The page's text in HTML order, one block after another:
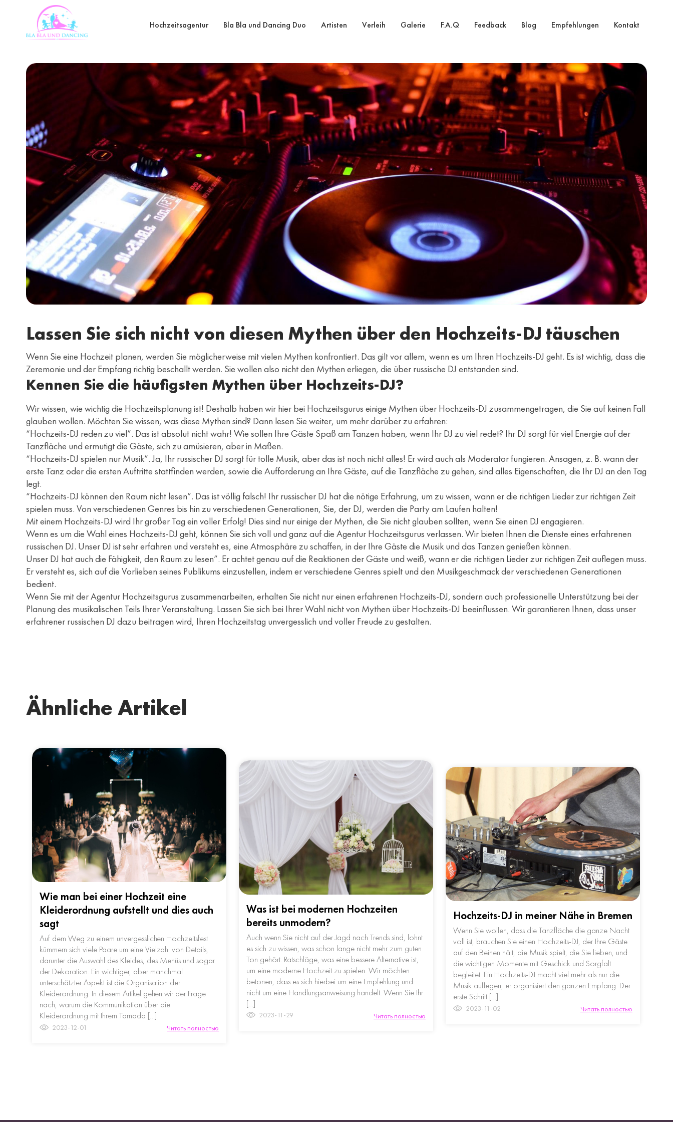
Hochzeitsagentur Bla Bla und Dancing Duo Artisten Verleih Galerie F.A.Q Feedback Blog Empfehlungen Kontakt
Lassen Sie sich nicht von diesen Mythen über den Hochzeits-DJ täuschen
Wenn Sie eine Hochzeit planen, werden Sie möglicherweise mit vielen Mythen konfrontiert. Das gilt vor allem, wenn es um Ihren Hochzeits-DJ geht. Es ist wichtig, dass die
Zeremonie und der Empfang richtig beschallt werden. Sie wollen also nicht den Mythen erliegen, die über russische DJ entstanden sind.
Kennen Sie die häufigsten Mythen über Hochzeits-DJ?
Wir wissen, wie wichtig die Hochzeitsplanung ist! Deshalb haben wir hier bei Hochzeitsgurus einige Mythen über Hochzeits-DJ zusammengetragen, die Sie auf keinen Fall
glauben wollen. Möchten Sie wissen, was diese Mythen sind? Dann lesen Sie weiter, um mehr darüber zu erfahren:
“Hochzeits-DJ reden zu viel”. Das ist absolut nicht wahr! Wie sollen Ihre Gäste Spaß am Tanzen haben, wenn Ihr DJ zu viel redet? Ihr DJ sorgt für viel Energie auf der
Tanzfläche und ermutigt die Gäste, sich zu amüsieren, aber in Maßen.
“Hochzeits-DJ spielen nur Musik”. Ja, Ihr russischer DJ sorgt für tolle Musik, aber das ist noch nicht alles! Er wird auch als Moderator fungieren. Ansagen, z. B. wann der
erste Tanz oder die ersten Auftritte stattfinden werden, sowie die Aufforderung an Ihre Gäste, auf die Tanzfläche zu gehen, sind alles Eigenschaften, die Ihr DJ an den Tag
legt.
“Hochzeits-DJ können den Raum nicht lesen”. Das ist völlig falsch! Ihr russischer DJ hat die nötige Erfahrung, um zu wissen, wann er die richtigen Lieder zur richtigen Zeit
spielen muss. Von verschiedenen Genres bis hin zu verschiedenen Generationen, Sie, der DJ, werden die Party am Laufen halten!
Mit einem Hochzeits-DJ wird Ihr großer Tag ein voller Erfolg! Dies sind nur einige der Mythen, die Sie nicht glauben sollten, wenn Sie einen DJ engagieren.
Wenn es um die Wahl eines Hochzeits-DJ geht, können Sie sich voll und ganz auf die Agentur Hochzeitsgurus verlassen. Wir bieten Ihnen die Dienste eines erfahrenen
russischen DJ. Unser DJ ist sehr erfahren und versteht es, eine Atmosphäre zu schaffen, in der Ihre Gäste die Musik und das Tanzen genießen können.
Unser DJ hat auch die Fähigkeit, den Raum zu lesen”. Er achtet genau auf die Reaktionen der Gäste und weiß, wann er die richtigen Lieder zur richtigen Zeit auflegen muss.
Er versteht es, sich auf die Vorlieben seines Publikums einzustellen, indem er verschiedene Genres spielt und den Musikgeschmack der verschiedenen Generationen
bedient.
Wenn Sie mit der Agentur Hochzeitsgurus zusammenarbeiten, erhalten Sie nicht nur einen erfahrenen Hochzeits-DJ, sondern auch professionelle Unterstützung bei der
Planung des musikalischen Teils Ihrer Veranstaltung. Lassen Sie sich bei Ihrer Wahl nicht von Mythen über Hochzeits-DJ beeinflussen. Wir garantieren Ihnen, dass unser
erfahrener russischen DJ dazu beitragen wird, Ihren Hochzeitstag unvergesslich und voller Freude zu gestalten.
Ähnliche Artikel
Wie man bei einer Hochzeit eine
Kleiderordnung aufstellt und dies auch
sagt
Auf dem Weg zu einem unvergesslichen Hochzeitsfest
kümmern sich viele Paare um eine Vielzahl von Details,
darunter die Auswahl des Kleides, des Menüs und sogar
der Dekoration. Ein wichtiger, aber manchmal
unterschätzter Aspekt ist die Organisation der
Kleiderordnung. In diesem Artikel gehen wir der Frage
nach, warum die Kommunikation über die
Kleiderordnung mit Ihrem Tamada […]
2023-12-01 Читать полностью
Was ist bei modernen Hochzeiten
bereits unmodern?
Auch wenn Sie nicht auf der Jagd nach Trends sind, lohnt
es sich zu wissen, was schon lange nicht mehr zum guten
Ton gehört. Ratschläge, was eine bessere Alternative ist,
um eine moderne Hochzeit zu spielen. Wir möchten
betonen, dass es sich hierbei um eine Empfehlung und
nicht um eine Handlungsanweisung handelt. Wenn Sie Ihr
[…]
2023-11-29 Читать полностью
Hochzeits-DJ in meiner Nähe in Bremen
Wenn Sie wollen, dass die Tanzfläche die ganze Nacht
voll ist, brauchen Sie einen Hochzeits-DJ, der Ihre Gäste
auf den Beinen hält, die Musik spielt, die Sie lieben, und
die wichtigen Momente mit Geschick und Sorgfalt
begleitet. Ein Hochzeits-DJ macht viel mehr als nur die
Musik auflegen, er organisiert den ganzen Empfang. Der
erste Schritt […]
2023-11-02 Читать полностью